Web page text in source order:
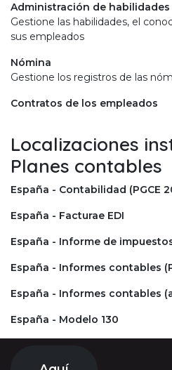
Administración de habilidades
Gestione las habilidades, el
sus empleados
Nómina
Gestione los registros de las
Contratos de los empleados
Localizaciones
Planes contables
España - Contabilidad (PGCE
España - Facturae EDI
España - Informe de
España - Informes contables
España - Informes contables
España - Modelo 130